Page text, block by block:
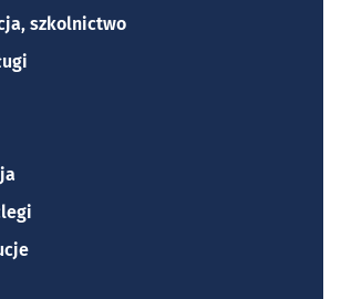
szkolnictwo